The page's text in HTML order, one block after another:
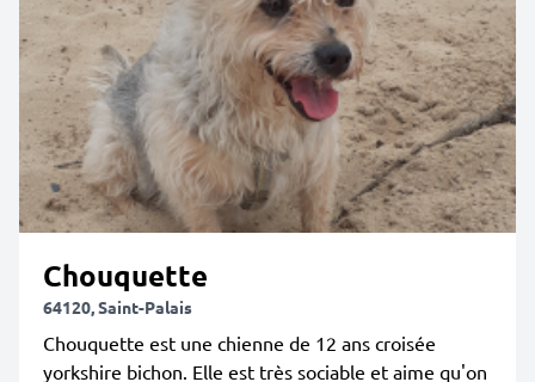
Chouquette
64120, Saint-Palais
Chouquette est une chienne de 12 ans croisée
yorkshire bichon. Elle est très sociable et aime qu'on